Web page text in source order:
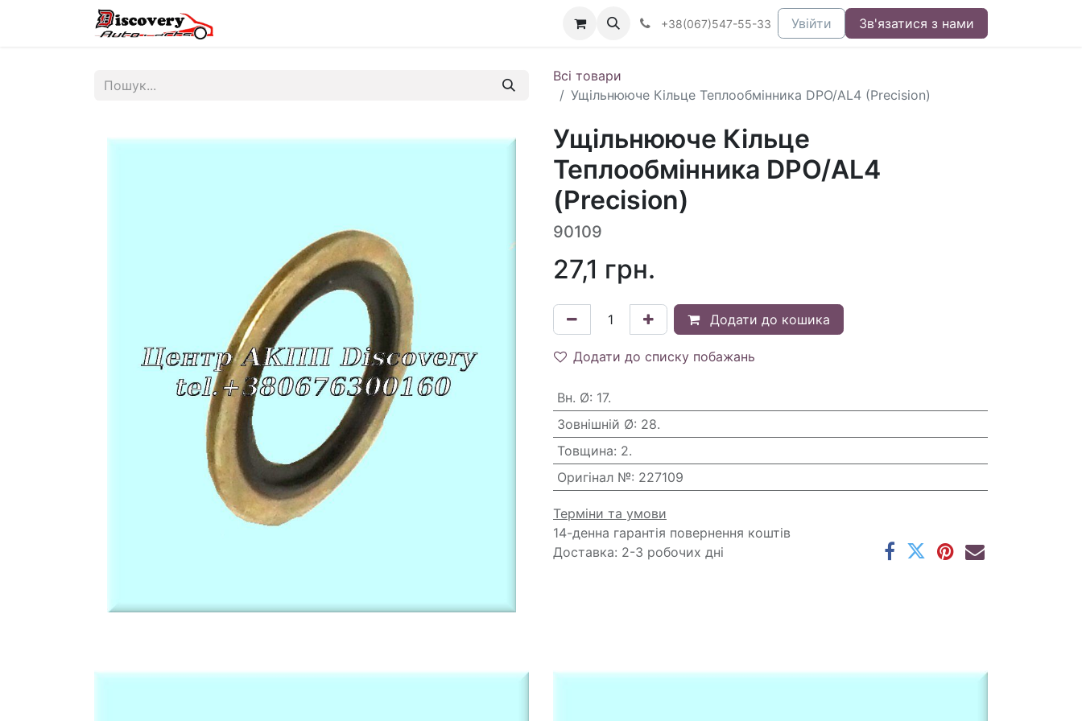
+38(067)547-55-33 Увійти Зв'язатися з нами
Всі товари
Ущільнююче Кільце Теплообмінника DPO/AL4 (Precision)
Ущільнююче Кільце
Теплообмінника DPO/AL4
(Precision)
90109
27,1 грн.
Додати до кошика
Додати до списку побажань
Вн. Ø: 17.
Зовнішній Ø: 28.
Товщина: 2.
Оригінал №: 227109
Терміни та умови
14-денна гарантія повернення коштів
Доставка: 2-3 робочих дні